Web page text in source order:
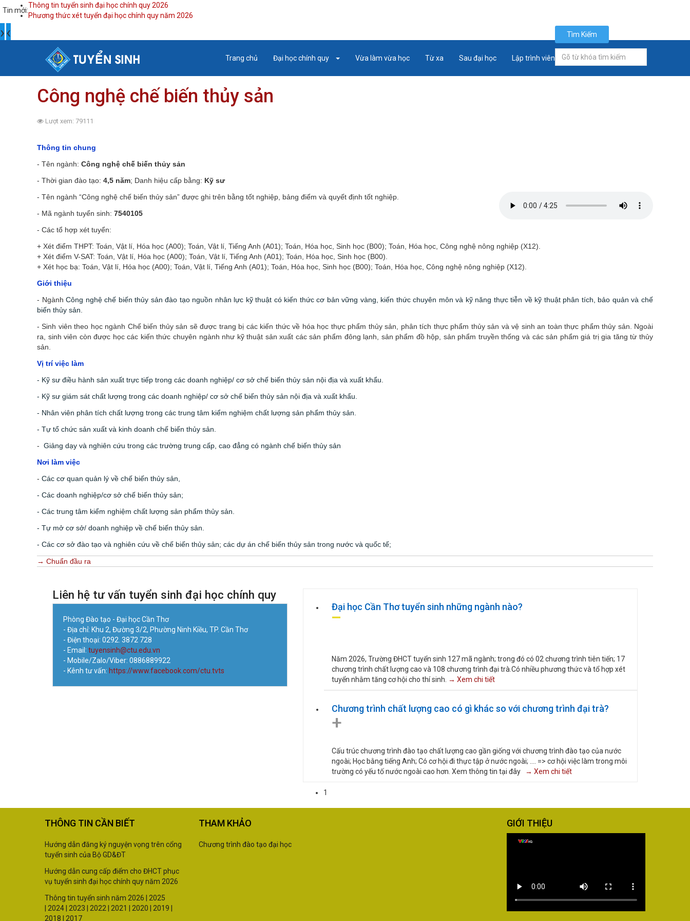
Tin mới:
Thông tin tuyển sinh đại học chính quy 2026
Phương thức xét tuyển đại học chính quy năm 2026
›‹
Trang chủ Đại học chính quy Vừa làm vừa học Từ xa Sau đại học Lập trình viên quốc tế Tân sinh viên
Tìm Kiếm
Tìm
kiếm
Công nghệ chế biến thủy sản
Lượt xem: 79111
Thông tin chung
- Tên ngành: Công nghệ chế biến thủy sản
- Thời gian đào tạo: 4,5 năm; Danh hiệu cấp bằng: Kỹ sư
- Tên ngành “Công nghệ chế biến thủy sản” được ghi trên bằng tốt nghiệp, bảng điểm và quyết định tốt nghiệp.
- Mã ngành tuyển sinh: 7540105
- Các tổ hợp xét tuyển:
+ Xét điểm THPT: Toán, Vật lí, Hóa học (A00); Toán, Vật lí, Tiếng Anh (A01); Toán, Hóa học, Sinh học (B00); Toán, Hóa học, Công nghệ nông nghiệp (X12).
+ Xét điểm V-SAT: Toán, Vật lí, Hóa học (A00); Toán, Vật lí, Tiếng Anh (A01); Toán, Hóa học, Sinh học (B00).
+ Xét học bạ: Toán, Vật lí, Hóa học (A00); Toán, Vật lí, Tiếng Anh (A01); Toán, Hóa học, Sinh học (B00); Toán, Hóa học, Công nghệ nông nghiệp (X12).
Giới thiệu
- NgànhCông nghệ chế biến thủy sản đào tạo nguồn nhân lực kỹ thuật có kiến thức cơ bản vững vàng, kiến thức chuyên môn và kỹ năng thực tiễn về kỹ thuật phân tích, bảo quản và chế
biến thủy sản.
- Sinh viên theo học ngành Chế biến thủy sản sẽ được trang bị các kiến thức về hóa học thực phẩm thủy sản, phân tích thực phẩm thủy sản và vệ sinh an toàn thực phẩm thủy sản. Ngoài
ra, sinh viên còn được học các kiến thức chuyên ngành như kỹ thuật sản xuất các sản phẩm đông lạnh, sản phẩm đồ hộp, sản phẩm truyền thống và các sản phẩm giá trị gia tăng từ thủy
sản.
Vị trí việc làm
- Kỹ sư điều hành sản xuất trực tiếp trong các doanh nghiệp/ cơ sở chế biến thủy sản nội địa và xuất khẩu.
- Kỹ sư giám sát chất lượng trong các doanh nghiệp/ cơ sở chế biến thủy sản nội địa và xuất khẩu.
- Nhân viên phân tích chất lượng trong các trung tâm kiểm nghiệm chất lượng sản phẩm thủy sản.
- Tự tổ chức sản xuất và kinh doanh chế biến thủy sản.
- Giảng dạy và nghiên cứu trong các trường trung cấp, cao đẳng có ngành chế biến thủy sản
Nơi làm việc
- Các cơ quan quản lý về chế biến thủy sản,
- Các doanh nghiệp/cơ sở chế biến thủy sản;
- Các trung tâm kiểm nghiệm chất lượng sản phẩm thủy sản.
- Tự mở cơ sở/ doanh nghiệp về chế biến thủy sản.
- Các cơ sở đào tạo và nghiên cứu về chế biến thủy sản; các dự án chế biến thủy sản trong nước và quốc tế;
→ Chuẩn đầu ra
Liên hệ tư vấn tuyển sinh đại học chính quy
Phòng Đào tạo - Đại học Cần Thơ
- Địa chỉ: Khu 2, Đường 3/2, Phường Ninh Kiều, TP. Cần Thơ
- Điện thoại: 0292. 3872 728
- Email: tuyensinh@ctu.edu.vn
- Mobile/Zalo/Viber: 0886889922
- Kênh tư vấn: https://www.facebook.com/ctu.tvts
Đại học Cần Thơ tuyển sinh những ngành nào?
Năm 2026, Trường ĐHCT tuyển sinh 127 mã ngành; trong đó có 02 chương trình tiên tiến; 17
chương trình chất lượng cao và 108 chương trình đại trà.Có nhiều phương thức và tổ hợp xét
tuyển nhằm tăng cơ hội cho thí sinh. → Xem chi tiết
Chương trình chất lượng cao có gì khác so với chương trình đại trà?
+
Cấu trúc chương trình đào tạo chất lượng cao gần giống với chương trình đào tạo của nước
ngoài; Học bằng tiếng Anh; Có cơ hội đi thực tập ở nước ngoài; .... => cơ hội việc làm trong môi
trường có yếu tố nước ngoài cao hơn. Xem thông tin tại đây
→ Xem chi tiết
1
THÔNG TIN CẦN BIẾT
Hướng dẫn đăng ký nguyện vọng trên cổng
tuyển sinh của Bộ GD&ĐT
Hướng dẫn cung cấp điểm cho ĐHCT phục
vụ tuyển sinh đại học chính quy năm 2026
Thông tin tuyển sinh năm 2026 |
2025
2024 2023 2022 2021 2020 2019
2018
2017
THAM KHẢO
Chương trình đào tạo đại học
GIỚI THIỆU